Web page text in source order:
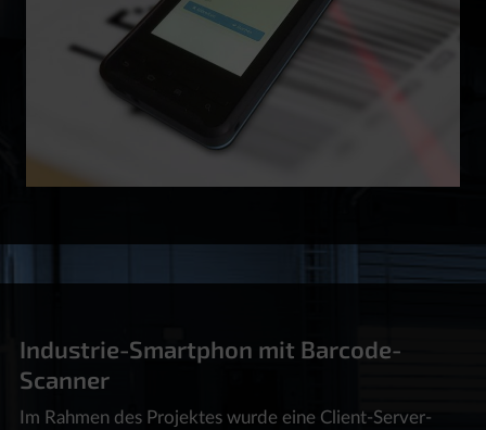
Industrie-Smartphon mit Barcode-
Scanner
Im Rahmen des Projektes wurde eine Client-Server-